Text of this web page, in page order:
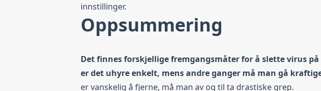
innstillinger.
Oppsummering
Det finnes forskjellige fremgangsmåter for å slette virus
er det uhyre enkelt, mens andre ganger må man gå
er vanskelig å fjerne, må man av og til ta drastiske grep.